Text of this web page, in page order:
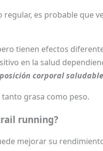
es probable que
tienen efectos
en la salud
corporal
grasa como peso.
running?
mejorar su